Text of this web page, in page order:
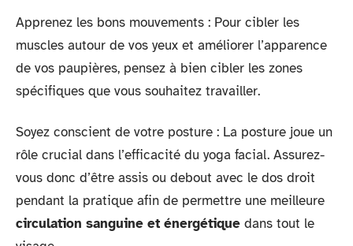
Apprenez les bons mouvements : Pour cibler les
muscles autour de vos yeux et améliorer l’apparence
de vos paupières, pensez à bien cibler les zones
spécifiques que vous souhaitez travailler.
Soyez conscient de votre posture : La posture joue un
rôle crucial dans l’efficacité du yoga facial. Assurez-
vous donc d’être assis ou debout avec le dos droit
pendant la pratique afin de permettre une meilleure
circulation sanguine et énergétique dans tout le